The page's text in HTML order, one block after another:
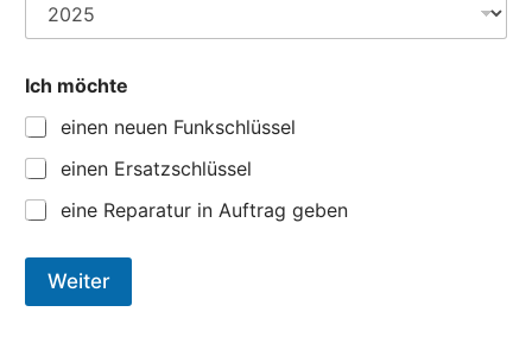
a
m
e
A
d
r
e
Ich möchte
einen neuen Funkschlüssel
einen Ersatzschlüssel
eine Reparatur in Auftrag geben
Weiter